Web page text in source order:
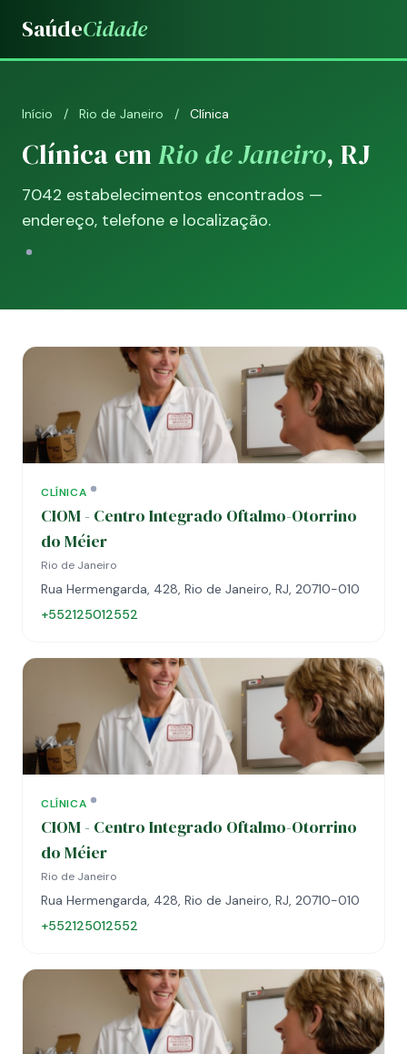
SaúdeCidade
Início / Rio de Janeiro / Clínica
Clínica emRio de Janeiro, RJ
7042 estabelecimentos encontrados —
endereço, telefone e localização.
CLÍNICA
CIOM - Centro Integrado Oftalmo-Otorrino
do Méier
Rio de Janeiro
Rua Hermengarda, 428, Rio de Janeiro, RJ, 20710-010
+552125012552
CLÍNICA
CIOM - Centro Integrado Oftalmo-Otorrino
do Méier
Rio de Janeiro
Rua Hermengarda, 428, Rio de Janeiro, RJ, 20710-010
+552125012552